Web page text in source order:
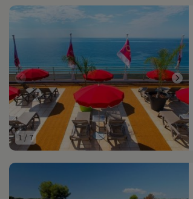
1 / 7